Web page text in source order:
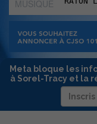
MUSIQUE
:
Meta bloque les
à Sorel-Tracy et la